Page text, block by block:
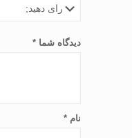
دیدگاه شما*
نام*